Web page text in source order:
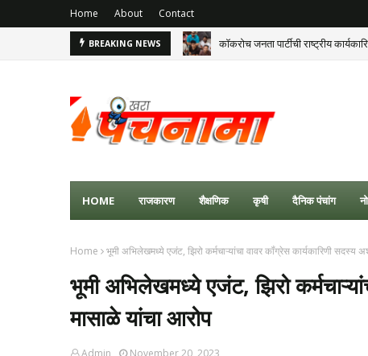
Home About Contact
BREAKING NEWS कॉकरोच जनता पार्टीची राष्ट्रीय
HOME राजकारण शैक्षणिक कृषी दैनिक पंचांग
Home भूमी अभिलेखमध्ये एजंट, झिरो कर्मचाऱ्यांचा वावर कॉंग्रेस कार्यकारिणी सदस्य
भूमी अभिलेखमध्ये एजंट, झिरो
मासाळे यांचा आरोप
Admin November 20, 2023